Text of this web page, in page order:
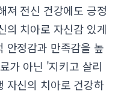
져 전신 건강에도 긍정
의 치아로 자신감 있게
안정감과 만족감을 높
가 아닌 '지키고 살리
자신의 치아로 건강하